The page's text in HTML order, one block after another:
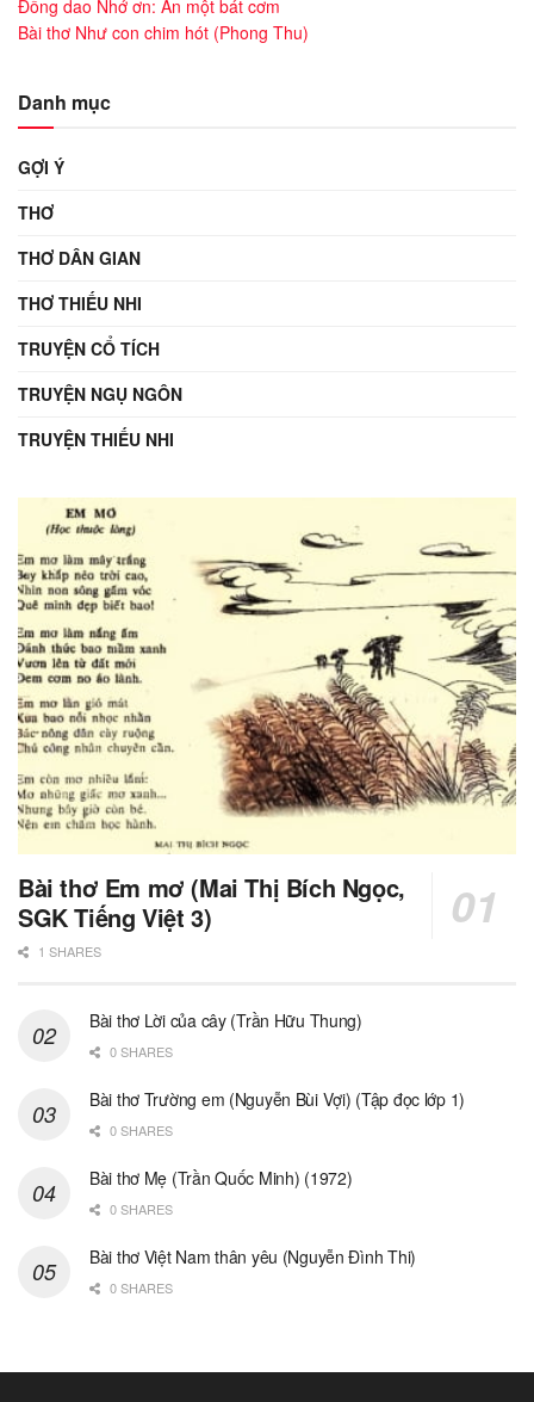
Đồng dao Nhớ ơn: Ăn một bát cơm
Bài thơ Như con chim hót (Phong Thu)
Danh mục
GỢI Ý
THƠ
THƠ DÂN GIAN
THƠ THIẾU NHI
TRUYỆN CỔ TÍCH
TRUYỆN NGỤ NGÔN
TRUYỆN THIẾU NHI
Bài thơ Em mơ (Mai Thị Bích Ngọc,
SGK Tiếng Việt 3)
1 SHARES
Bài thơ Lời của cây (Trần Hữu Thung)
0 SHARES
Bài thơ Trường em (Nguyễn Bùi Vợi) (Tập đọc lớp 1)
0 SHARES
Bài thơ Mẹ (Trần Quốc Minh) (1972)
0 SHARES
Bài thơ Việt Nam thân yêu (Nguyễn Đình Thi)
0 SHARES